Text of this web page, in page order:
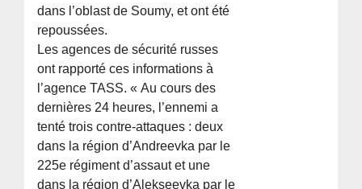
dans l’oblast de Soumy, et ont été
repoussées.
Les agences de sécurité russes
ont rapporté ces informations à
l’agence TASS. « Au cours des
dernières 24 heures, l’ennemi a
tenté trois contre-attaques : deux
dans la région d’Andreevka par le
225e régiment d’assaut et une
dans la région d’Alekseevka par le